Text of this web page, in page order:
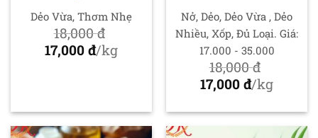
Dẻo Vừa, Thơm Nhẹ
18,000đ
Giá
17,000 đ/kg
là:
17,000 đ.
Nở, Dẻo, Dẻo Vừa , Dẻo
Nhiều, Xốp, Đủ Loại. Giá:
17.000 - 35.000
18,000đ
Giá
là:
18,000 đ.
17,000 đ/kg
hiện
tại